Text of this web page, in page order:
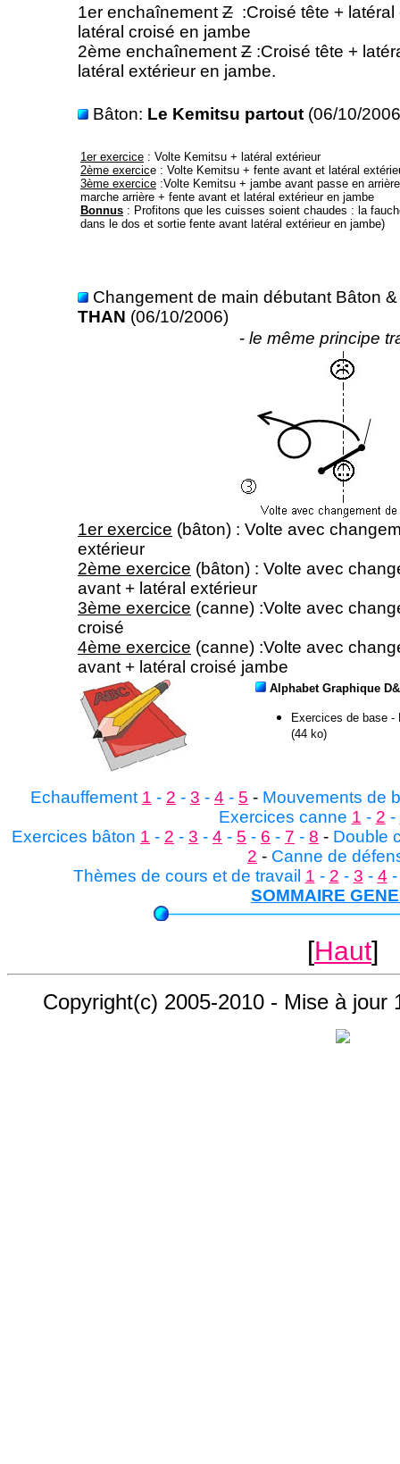
1er enchaînement Z :Croisé tête +
latéral croisé en jambe
2ème enchaînement Z :Croisé tête +
latéral extérieur en jambe.
Bâton: Le Kemitsu partout (06/10/
1er exercice : Volte Kemitsu + latéral extérieur
2ème exercice : Volte Kemitsu + fente avant et latéral
3ème exercice :Volte Kemitsu + jambe avant passe en
marche arrière + fente avant et latéral extérieur en jambe
Bonnus : Profitons que les cuisses soient chaudes : la
dans le dos et sortie fente avant latéral extérieur en jambe)
Changement de main débutant Bâton
THAN (06/10/2006)
- le même principe
1er exercice (bâton) : Volte avec
extérieur
2ème exercice (bâton) : Volte avec
avant + latéral extérieur
3ème exercice (canne) :Volte avec
croisé
4ème exercice (canne) :Volte avec
avant + latéral croisé jambe
Alphabet Graphique
Exercices de base
(44 ko)
Echauffement 1 - 2 - 3 - 4 - 5 - Mouvements de
Exercices canne 1 - 2 -
Exercices bâton 1 - 2 - 3 - 4 - 5 - 6 - 7 - 8 - Double
2 - Canne de
Thèmes de cours et de travail 1 - 2 - 3 - 4
SOMMAIRE
[Haut]
Copyright(c) 2005-2010 - Mise à jour